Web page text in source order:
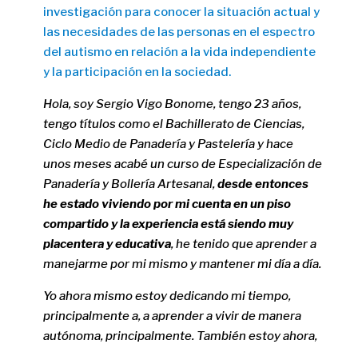
investigación para conocer la situación actual y
las necesidades de las personas en el espectro
del autismo en relación a la vida independiente
y la participación en la sociedad.
Hola, soy Sergio Vigo Bonome, tengo 23 años,
tengo títulos como el Bachillerato de Ciencias,
Ciclo Medio de Panadería y Pastelería y hace
unos meses acabé un curso de Especialización de
Panadería y Bollería Artesanal,desde entonces
he estado viviendo por mi cuenta en un piso
compartido y la experiencia está siendo muy
placentera y educativa, he tenido que aprender a
manejarme por mi mismo y mantener mi día a día.
Yo ahora mismo estoy dedicando mi tiempo,
principalmente a, a aprender a vivir de manera
autónoma, principalmente. También estoy ahora,